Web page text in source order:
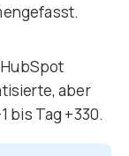
aber
bis Tag +330.